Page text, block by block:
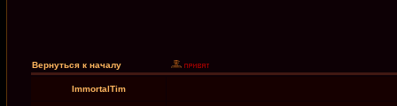
Вернуться к началу
ImmortalTim